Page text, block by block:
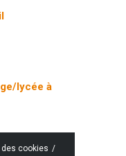
lycée à
cookies